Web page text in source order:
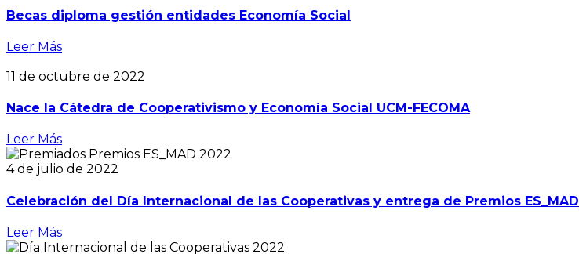
Becas diploma gestión entidades Economía Social
Leer Más
11 de octubre de 2022
Nace la Cátedra de Cooperativismo y Economía Social UCM-FECOMA
Leer Más
4 de julio de 2022
Celebración del Día Internacional de las Cooperativas y entrega de Premios ES_MAD
Leer Más